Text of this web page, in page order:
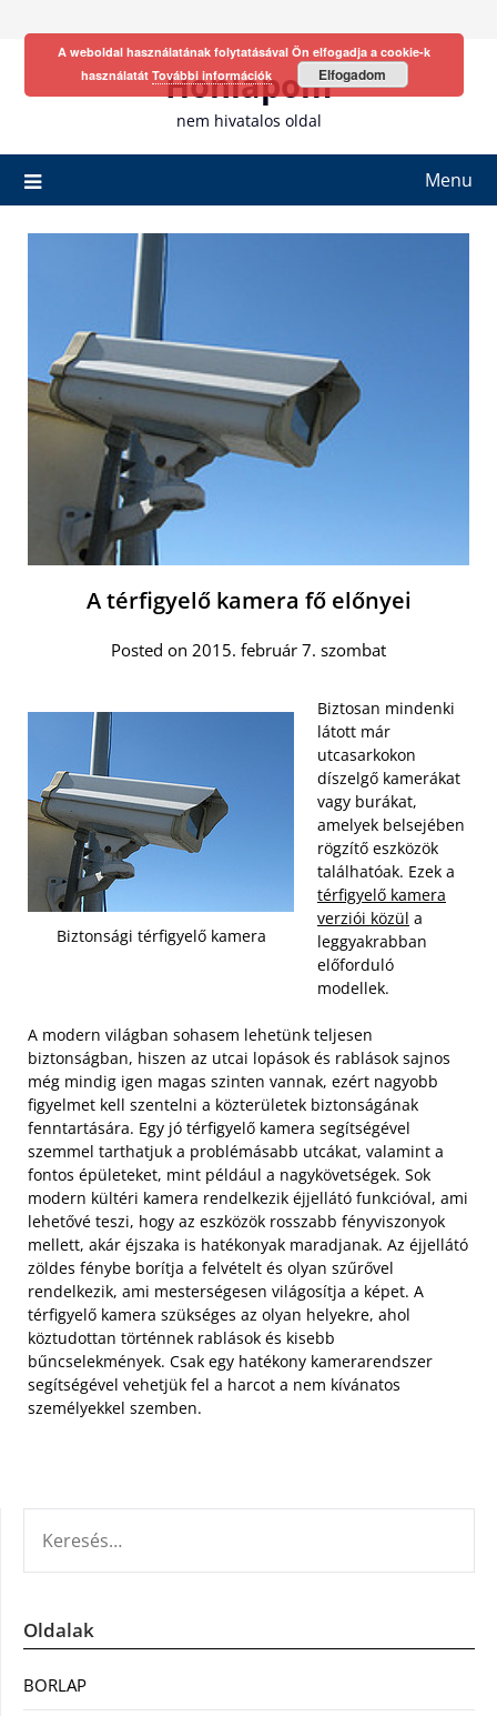
Honlapom
nem hivatalos oldal
Menu
A térfigyelő kamera fő előnyei
Posted on 2015. február 7. szombat
Biztonsági térfigyelő kamera
Biztosan mindenki
látott már
utcasarkokon
díszelgő kamerákat
vagy burákat,
amelyek belsejében
rögzítő eszközök
találhatóak. Ezek a
térfigyelő kamera
verziói közül a
leggyakrabban
előforduló
modellek.
A modern világban sohasem lehetünk teljesen
biztonságban, hiszen az utcai lopások és rablások sajnos
még mindig igen magas szinten vannak, ezért nagyobb
figyelmet kell szentelni a közterületek biztonságának
fenntartására. Egy jó térfigyelő kamera segítségével
szemmel tarthatjuk a problémásabb utcákat, valamint a
fontos épületeket, mint például a nagykövetségek. Sok
modern kültéri kamera rendelkezik éjjellátó funkcióval, ami
lehetővé teszi, hogy az eszközök rosszabb fényviszonyok
mellett, akár éjszaka is hatékonyak maradjanak. Az éjjellátó
zöldes fénybe borítja a felvételt és olyan szűrővel
rendelkezik, ami mesterségesen világosítja a képet. A
térfigyelő kamera szükséges az olyan helyekre, ahol
köztudottan történnek rablások és kisebb
bűncselekmények. Csak egy hatékony kamerarendszer
segítségével vehetjük fel a harcot a nem kívánatos
személyekkel szemben.
Oldalak
BORLAP
A weboldal használatának folytatásával Ön elfogadja a cookie-k
használatát További információk Elfogadom